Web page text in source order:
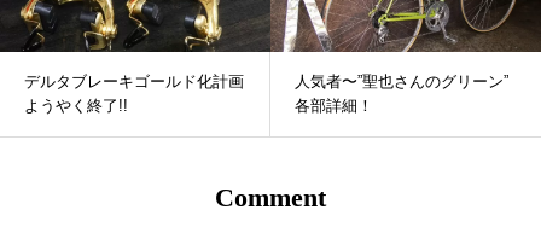
デルタブレーキゴールド化計画
ようやく終了!!
人気者〜”聖也さんのグリーン”
各部詳細！
Comment